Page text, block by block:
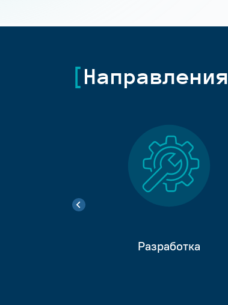
Направления
Разработка